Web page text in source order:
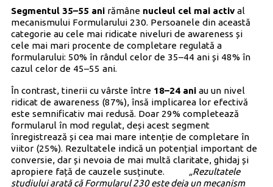
Segmentul 35–55 anirămâne nucleul cel mai actival
mecanismului Formularului 230. Persoanele din această
categorie au cele mai ridicate niveluri de awareness și
cele mai mari procente de completare regulată a
formularului: 50% în rândul celor de 35–44 ani și 48% în
cazul celor de 45–55 ani.
În contrast, tinerii cu vârste între 18–24 aniau un nivel
ridicat de awareness (87%), însă implicarea lor efectivă
este semnificativ mai redusă. Doar 29% completează
formularul în mod regulat, deși acest segment
înregistrează și cea mai mare intenție de completare în
viitor (25%). Rezultatele indică un potențial important de
conversie, dar și nevoia de mai multă claritate, ghidaj și
apropiere față de cauzele susținute. „Rezultatele
studiului arată că Formularul 230 este deja un mecanism